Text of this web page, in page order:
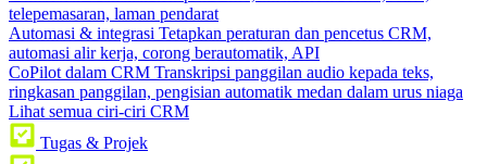
telepemasaran, laman pendarat
Automasi & integrasi Tetapkan peraturan dan pencetus CRM,
automasi alir kerja, corong berautomatik, API
CoPilot dalam CRM Transkripsi panggilan audio kepada teks,
ringkasan panggilan, pengisian automatik medan dalam urus niaga
Lihat semua ciri-ciri CRM
Tugas & Projek